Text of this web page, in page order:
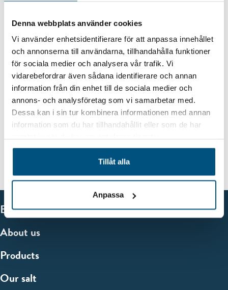
Denna webbplats använder cookies
Vi använder enhetsidentifierare för att anpassa innehållet
och annonserna till användarna, tillhandahålla funktioner
för sociala medier och analysera vår trafik. Vi
vidarebefordrar även sådana identifierare och annan
information från din enhet till de sociala medier och
annons- och analysföretag som vi samarbetar med.
Dessa kan i sin tur kombinera informationen med annan
information som du har tillhandahållit eller som de har
Tillåt alla
Anpassa
Rock salt
Sodium Bicarbonate Food
Brands
About us
Products
Our salt